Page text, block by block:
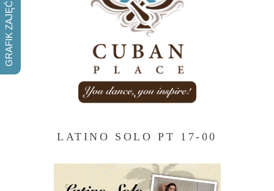
LATINO SOLO PT 17-00
GRAFIK ZAJĘĆ